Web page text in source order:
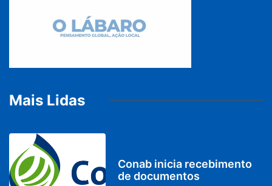
Mais Lidas
Conab inicia recebimento
de documentos